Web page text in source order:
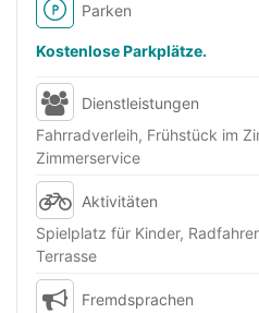
Parken
Kostenlose Parkplätze.
Dienstleistungen
Fahrradverleih, Frühstück im
Zimmerservice
Aktivitäten
Spielplatz für Kinder,
Terrasse
Fremdsprachen